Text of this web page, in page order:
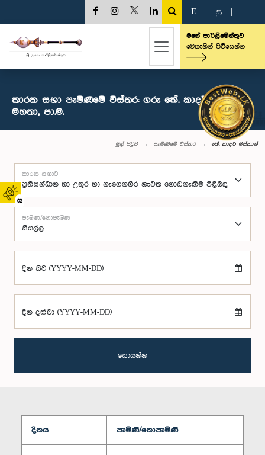
02
E த
මගේ පාර්ලිමේන්තුව
මෙතැනින් පිවිසෙන්න
කාරක සභා පැමිණීමේ විස්තර: ගරු ‍කේ. කාදර් මස්තාන්
මහතා, පා.ම.
මුල් පිටුව පැමිණීමේ විස්තර ‍කේ. කාදර් මස්තාන්
කාරක සභාව
පැමිණි/නොපැමිණි
දින සිට (YYYY-MM-DD)
දින දක්වා (YYYY-MM-DD)
සොයන්න
දිනය පැමිණි/නොපැමිණි